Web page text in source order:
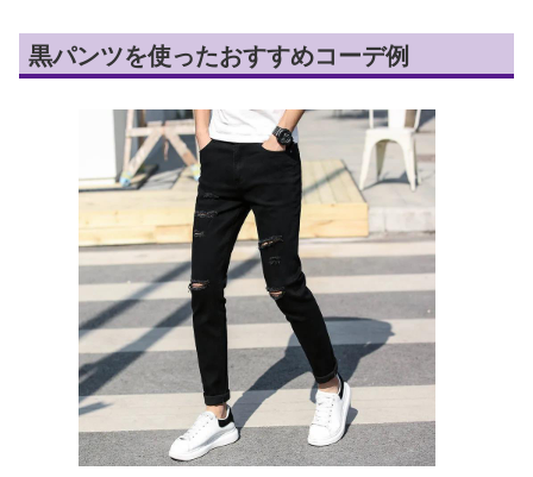
黒パンツを使ったおすすめコーデ例